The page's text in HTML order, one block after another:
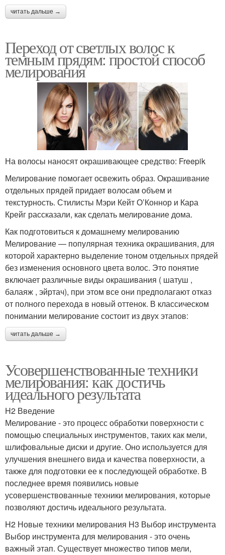
читать дальше →
Переход от светлых волос к
темным прядям: простой способ
мелирования
На волосы наносят окрашивающее средство: Freepik
Мелирование помогает освежить образ. Окрашивание
отдельных прядей придает волосам объем и
текстурность. Стилисты Мэри Кейт О’Коннор и Кара
Крейг рассказали, как сделать мелирование дома.
Как подготовиться к домашнему мелированию
Мелирование — популярная техника окрашивания, для
которой характерно выделение тоном отдельных прядей
без изменения основного цвета волос. Это понятие
включает различные виды окрашивания ( шатуш ,
балаяж , эйртач), при этом все они предполагают отказ
от полного перехода в новый оттенок. В классическом
понимании мелирование состоит из двух этапов:
читать дальше →
Усовершенствованные техники
мелирования: как достичь
идеального результата
H2 Введение
Мелирование - это процесс обработки поверхности с
помощью специальных инструментов, таких как мели,
шлифовальные диски и другие. Оно используется для
улучшения внешнего вида и качества поверхности, а
также для подготовки ее к последующей обработке. В
последнее время появились новые
усовершенствованные техники мелирования, которые
позволяют достичь идеального результата.
H2 Новые техники мелирования H3 Выбор инструмента
Выбор инструмента для мелирования - это очень
важный этап. Существует множество типов мели,